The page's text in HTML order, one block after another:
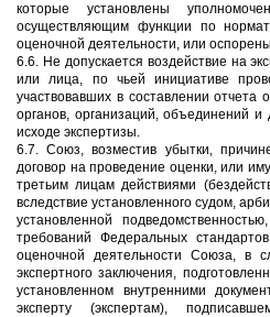
которые установлены
осуществляющим функции по
оценочной деятельности, или
6.6. Не допускается воздействие на
или лица, по чьей инициативе
участвовавших в составлении
органов, организаций, объединений и
исходе экспертизы.
6.7. Союз, возместив убытки,
договор на проведение оценки, или
третьим лицам действиями
вследствие установленного судом,
установленной
требований Федеральных
оценочной деятельности Союза, в
экспертного заключения,
установленном внутренними
эксперту (экспертам),